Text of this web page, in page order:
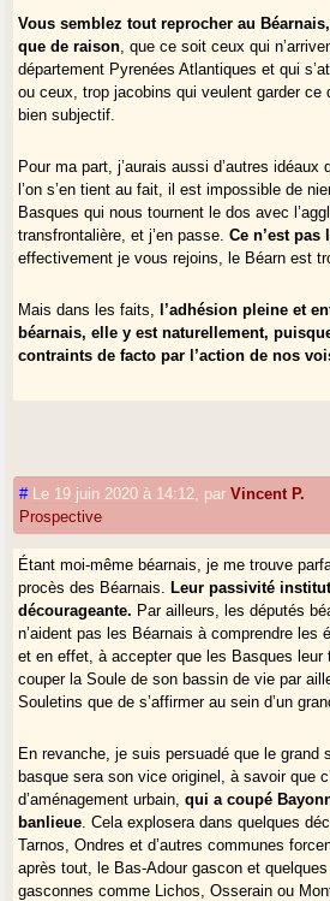
Vous semblez tout reprocher au
que de raison , que ce soit ceux qui
département Pyrenées Atlantiques et qui
ou ceux, trop jacobins qui veulent garder ce
bien subjectif.
Pour ma part, j’aurais aussi d’autres
l’on s’en tient au fait, il est impossible de
Basques qui nous tournent le dos avec
transfrontalière, et j’en passe.Ce n’est pas
effectivement je vous rejoins, le Béarn est
Mais dans les faits,
l’adhésion pleine et
béarnais, elle y est naturellement,
contraints de facto par l’action de nos
# Le 19 juin 2020 à 14:12 parVincent P.
Prospective
Étant moi-même béarnais, je me trouve
procès des Béarnais.
Leur passivité
décourageante. Par ailleurs, les députés
n’aident pas les Béarnais à comprendre les
et en effet, à accepter que les Basques leur
couper la Soule de son bassin de vie par
Souletins que de s’affirmer au sein d’un
En revanche, je suis persuadé que le grand
basque sera son vice originel, à savoir que
d’aménagement urbain,qui a coupé
banlieue . Cela explosera dans quelques
Tarnos, Ondres et d’autres communes
après tout, le Bas-Adour gascon et
gasconnes comme Lichos, Osserain ou